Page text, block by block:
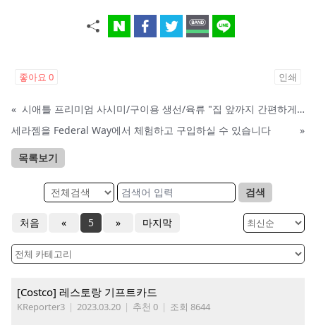
좋아요 0 인쇄
«
시애틀 프리미엄 사시미/구이용 생선/육류 "집 앞까지 간편하게" – 영오션닷컴
세라젬을 Federal Way에서 체험하고 구입하실 수 있습니다
»
목록보기
검색
처음 « 5 » 마지막
[Costco] 레스토랑 기프트카드
KReporter3 | 2023.03.20 | 추천 0 | 조회 8644